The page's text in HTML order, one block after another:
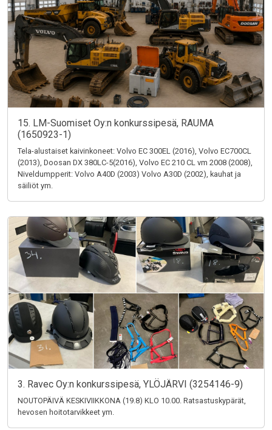
15. LM-Suomiset Oy:n konkurssipesä, RAUMA
(1650923-1)
Tela-alustaiset kaivinkoneet: Volvo EC 300EL (2016), Volvo EC700CL
(2013), Doosan DX 380LC-5(2016), Volvo EC 210 CL vm 2008 (2008),
Niveldumpperit: Volvo A40D (2003) Volvo A30D (2002), kauhat ja
säiliöt ym.
3. Ravec Oy:n konkurssipesä, YLÖJÄRVI (3254146-9)
NOUTOPÄIVÄ KESKIVIIKKONA (19.8) KLO 10.00. Ratsastuskypärät,
hevosen hoitotarvikkeet ym.